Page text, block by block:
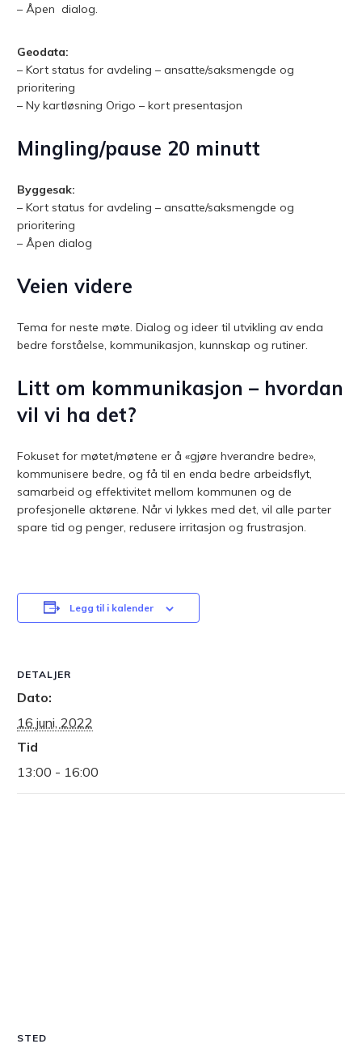
– Åpen dialog.
Geodata:
– Kort status for avdeling – ansatte/saksmengde og
prioritering
– Ny kartløsning Origo – kort presentasjon
Mingling/pause 20 minutt
Byggesak:
– Kort status for avdeling – ansatte/saksmengde og
prioritering
– Åpen dialog
Veien videre
Tema for neste møte. Dialog og ideer til utvikling av enda
bedre forståelse, kommunikasjon, kunnskap og rutiner.
Litt om kommunikasjon – hvordan
vil vi ha det?
Fokuset for møtet/møtene er å «gjøre hverandre bedre»,
kommunisere bedre, og få til en enda bedre arbeidsflyt,
samarbeid og effektivitet mellom kommunen og de
profesjonelle aktørene. Når vi lykkes med det, vil alle parter
spare tid og penger, redusere irritasjon og frustrasjon.
Legg til i kalender
DETALJER
Dato:
16 juni, 2022
Tid
13:00 - 16:00
STED